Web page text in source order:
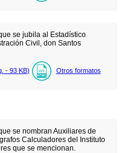
se jubila al Estadístico
Civil, don Santos
- 93 KB) Otros formatos
se nombran Auxiliares de
Calculadores del Instituto
que se mencionan.